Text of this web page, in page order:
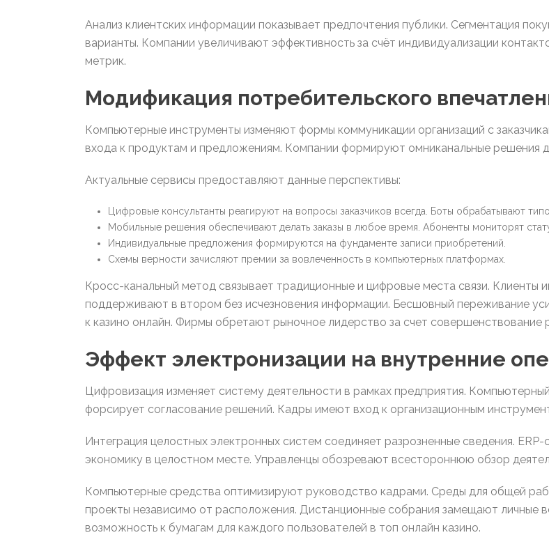
Анализ клиентских информации показывает предпочтения публики. Сегментация
варианты. Компании увеличивают эффективность за счёт индивидуализации
метрик.
Модификация потребительского
Компьютерные инструменты изменяют формы коммуникации организаций с
входа к продуктам и предложениям. Компании формируют омниканальные решения
Актуальные сервисы предоставляют данные перспективы:
Цифровые консультанты реагируют на вопросы заказчиков всегда. Боты обрабатывают
Мобильные решения обеспечивают делать заказы в любое время. Абоненты мониторят
Индивидуальные предложения формируются на фундаменте записи приобретений.
Схемы верности зачисляют премии за вовлеченность в компьютерных платформах.
Кросс-канальный метод связывает традиционные и цифровые места связи.
поддерживают в втором без исчезновения информации. Бесшовный переживание
к казино онлайн. Фирмы обретают рыночное лидерство за счет совершенствование
Эффект электронизации на внутренние
Цифровизация изменяет систему деятельности в рамках предприятия.
форсирует согласование решений. Кадры имеют вход к организационным
Интеграция целостных электронных систем соединяет разрозненные сведения.
экономику в целостном месте. Управленцы обозревают всестороннюю обзор
Компьютерные средства оптимизируют руководство кадрами. Среды для общей
проекты независимо от расположения. Дистанционные собрания замещают личные
возможность к бумагам для каждого пользователей в топ онлайн казино.